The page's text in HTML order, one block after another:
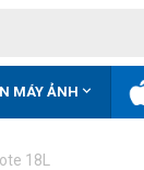
MÁY ẢNH 
18L